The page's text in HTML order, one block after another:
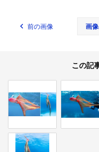
前の画像 画
この記